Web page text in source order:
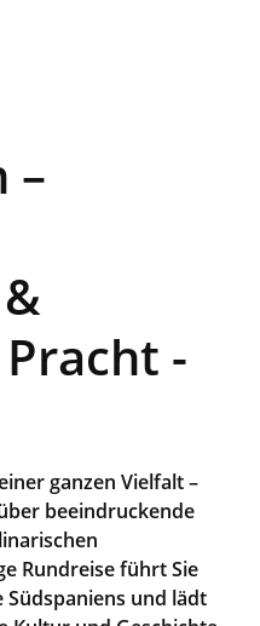
–
-
ganzen Vielfalt –
beeindruckende
Rundreise führt Sie
und lädt